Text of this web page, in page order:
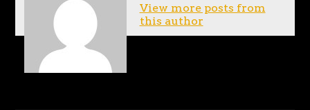
View more posts from
this author